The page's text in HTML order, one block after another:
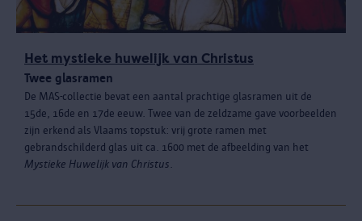
Het mystieke huwelijk van Christus
Twee glasramen
De MAS-collectie bevat een aantal prachtige glasramen uit de
15de, 16de en 17de eeuw. Twee van de zeldzame gave voorbeelden
zijn erkend als Vlaams topstuk: vrij grote ramen met
gebrandschilderd glas uit ca. 1600 met de afbeelding van het
Mystieke Huwelijk van Christus